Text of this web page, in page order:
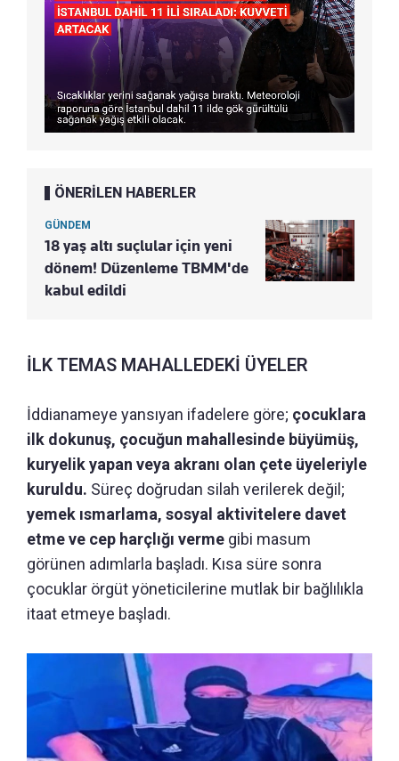
ÖNERİLEN HABERLER
GÜNDEM
18 yaş altı suçlular için yeni
dönem! Düzenleme TBMM'de
kabul edildi
İLK TEMAS MAHALLEDEKİ ÜYELER
İddianameye yansıyan ifadelere göre; çocuklara
ilk dokunuş, çocuğun mahallesinde büyümüş,
kuryelik yapan veya akranı olan çete üyeleriyle
kuruldu. Süreç doğrudan silah verilerek değil;
yemek ısmarlama, sosyal aktivitelere davet
etme ve cep harçlığı verme gibi masum
görünen adımlarla başladı. Kısa süre sonra
çocuklar örgüt yöneticilerine mutlak bir bağlılıkla
itaat etmeye başladı.